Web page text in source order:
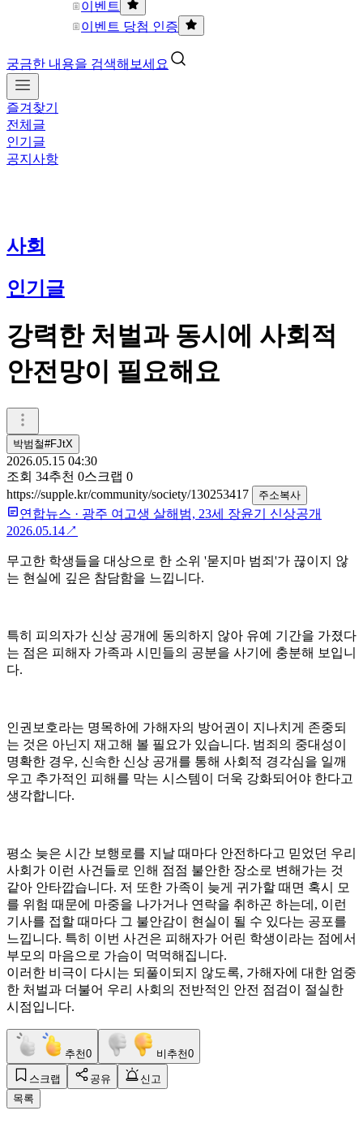
이벤트
이벤트 당첨 인증
궁금한 내용을 검색해보세요
즐겨찾기
전체글
인기글
공지사항
사회
인기글
강력한 처벌과 동시에 사회적
안전망이 필요해요
박범철#FJtX
2026.05.15 04:30
조회 34추천 0스크랩 0
https://supple.kr/community/society/130253417
주소복사
연합뉴스 · 광주 여고생 살해범, 23세 장윤기 신상공개
2026.05.14↗
무고한 학생들을 대상으로 한 소위 '묻지마 범죄'가 끊이지 않
는 현실에 깊은 참담함을 느낍니다.
특히 피의자가 신상 공개에 동의하지 않아 유예 기간을 가졌다
는 점은 피해자 가족과 시민들의 공분을 사기에 충분해 보입니
다.
인권보호라는 명목하에 가해자의 방어권이 지나치게 존중되
는 것은 아닌지 재고해 볼 필요가 있습니다. 범죄의 중대성이
명확한 경우, 신속한 신상 공개를 통해 사회적 경각심을 일깨
우고 추가적인 피해를 막는 시스템이 더욱 강화되어야 한다고
생각합니다.
​평소 늦은 시간 보행로를 지날 때마다 안전하다고 믿었던 우리
사회가 이런 사건들로 인해 점점 불안한 장소로 변해가는 것
같아 안타깝습니다. 저 또한 가족이 늦게 귀가할 때면 혹시 모
를 위험 때문에 마중을 나가거나 연락을 취하곤 하는데, 이런
기사를 접할 때마다 그 불안감이 현실이 될 수 있다는 공포를
느낍니다. 특히 이번 사건은 피해자가 어린 학생이라는 점에서
부모의 마음으로 가슴이 먹먹해집니다.
이러한 비극이 다시는 되풀이되지 않도록, 가해자에 대한 엄중
한 처벌과 더불어 우리 사회의 전반적인 안전 점검이 절실한
시점입니다.
추천0 비추천0
스크랩 공유
신고
목록